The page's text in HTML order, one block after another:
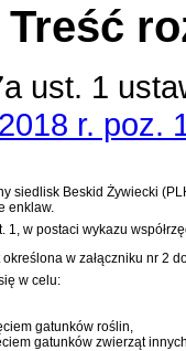
Treść
ust. 1
r. poz.
siedlisk Beskid Żywiecki
enklaw.
1, w postaci wykazu
w załączniku nr 2
w celu:
gatunków roślin,
gatunków zwierząt